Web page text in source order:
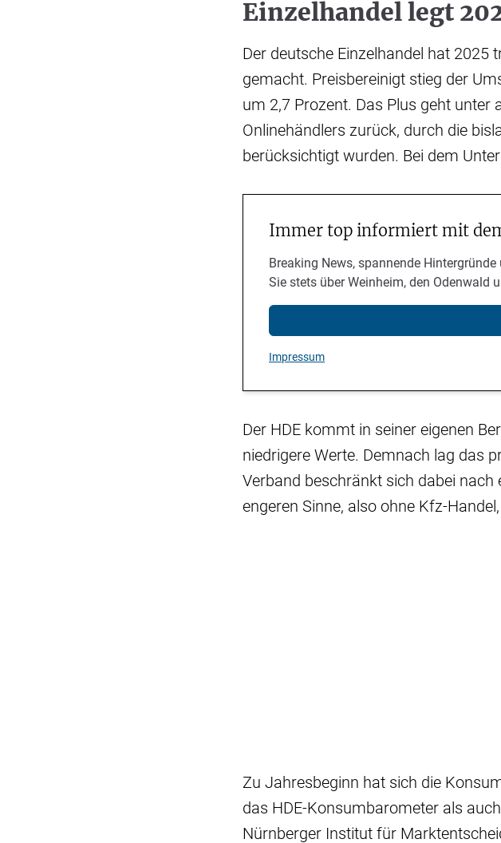
Einzelhandel legt
Der deutsche Einzelhandel hat
gemacht. Preisbereinigt stieg der
um 2,7 Prozent. Das Plus geht
Onlinehändlers zurück, durch die
berücksichtigt wurden. Bei dem
Immer top informiert mit
Breaking News, spannende
Sie stets über Weinheim, den Odenwald
Impressum
Der HDE kommt in seiner eigenen
niedrigere Werte. Demnach lag das
Verband beschränkt sich dabei nach
engeren Sinne, also ohne Kfz-
Zu Jahresbeginn hat sich die
das HDE-Konsumbarometer als
Nürnberger Institut für